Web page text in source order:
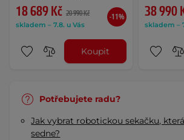
18 689 Kč 20 990 Kč
skladem – 7.8. u Vás
-11%
Koupit
38 990
skladem –
Potřebujete radu?
Jak vybrat robotickou sekačku,
sedne?